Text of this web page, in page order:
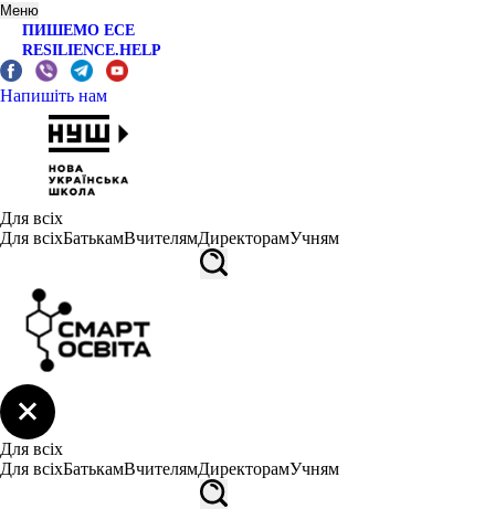
Меню
ПИШЕМО ЕСЕ
RESILIENCE.HELP
Напишіть нам
Для всіх
Для всіхБатькамВчителямДиректорамУчням
Для всіх
Для всіхБатькамВчителямДиректорамУчням